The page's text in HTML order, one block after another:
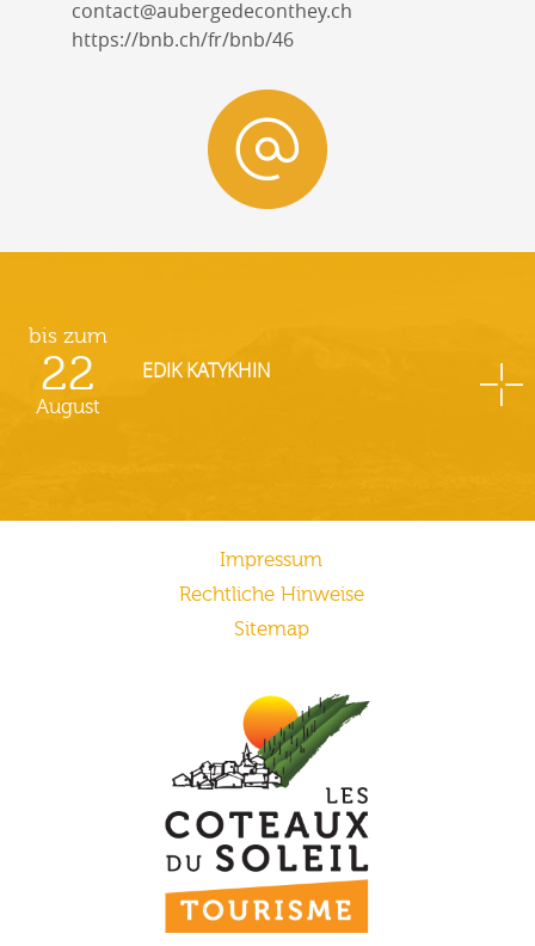
contact@aubergedeconthey.ch
https://bnb.ch/fr/bnb/46
bis zum
22
August
EDIK KATYKHIN
Impressum
Rechtliche Hinweise
Sitemap